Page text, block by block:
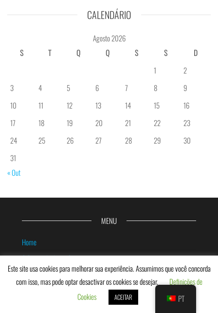
CALENDÁRIO
Agosto 2026
S
T Q Q S S
D
1
2
3
4 5 6 7 8
9
10
11 12 13 14 15
16
17
18 19 20 21 22
23
24
25 26 27 28 29
30
31
« Out
MENU
Home
O Projeto InclusiveCourts
Jurisprudência
Este site usa cookies para melhorar sua experiência. Assumimos que você concorda
com isso, mas pode optar desactivar os cookies se desejar.
Definições de
Cookies
ACEITAR PT